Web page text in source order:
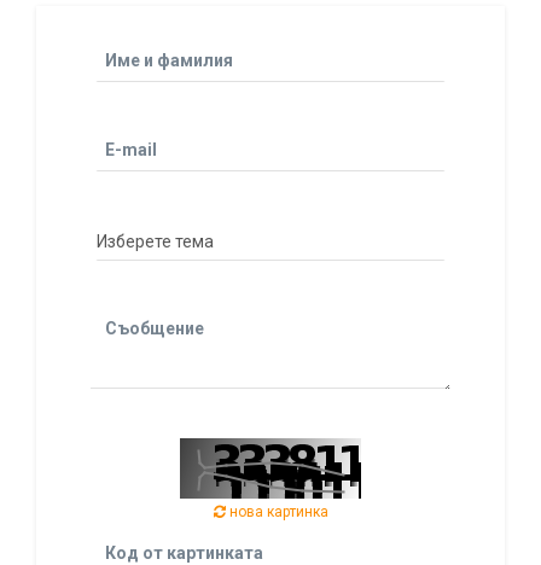
Име и фамилия
E-mail
Съобщение
нова картинка
Код от картинката